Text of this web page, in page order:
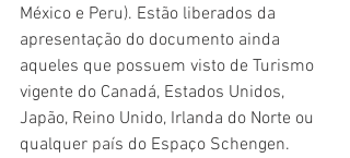
México e Peru). Estão liberados da
apresentação do documento ainda
aqueles que possuem visto de Turismo
vigente do Canadá, Estados Unidos,
Japão, Reino Unido, Irlanda do Norte ou
qualquer país do Espaço Schengen.